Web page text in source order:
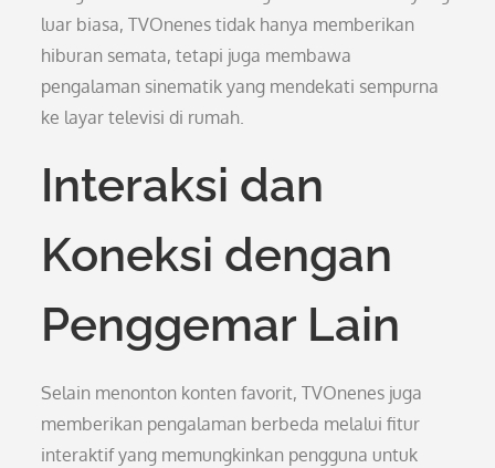
luar biasa, TVOnenes tidak hanya memberikan
hiburan semata, tetapi juga membawa
pengalaman sinematik yang mendekati sempurna
ke layar televisi di rumah.
Interaksi dan
Koneksi dengan
Penggemar Lain
Selain menonton konten favorit, TVOnenes juga
memberikan pengalaman berbeda melalui fitur
interaktif yang memungkinkan pengguna untuk